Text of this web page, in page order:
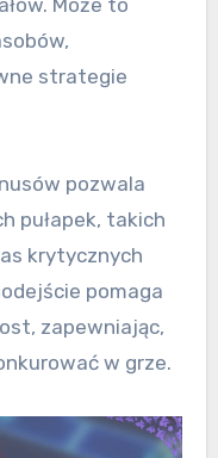
Może to
strategie
pozwala
pułapek, takich
krytycznych
pomaga
zapewniając,
w grze.